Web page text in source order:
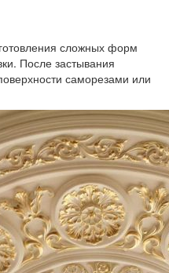
сложных форм
После застывания
саморезами или